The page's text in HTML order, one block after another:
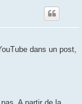
dans un post,